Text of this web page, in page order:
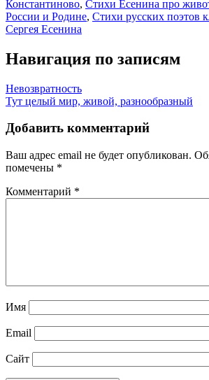
Константиново, Стихи Есенина про
России и Родине, Стихи русских поэтов
Сергея Есенина
Навигация по записям
Невозвратность
Тут целый мир, живой, разнообразный
Добавить комментарий
Ваш адрес email не будет опубликован.
помечены *
Комментарий *
Имя
Email
Сайт